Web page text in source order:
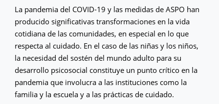
La pandemia del COVID-19 y las medidas de ASPO han
producido significativas transformaciones en la vida
cotidiana de las comunidades, en especial en lo que
respecta al cuidado. En el caso de las niñas y los niños,
la necesidad del sostén del mundo adulto para su
desarrollo psicosocial constituye un punto crítico en la
pandemia que involucra a las instituciones como la
familia y la escuela y a las prácticas de cuidado.